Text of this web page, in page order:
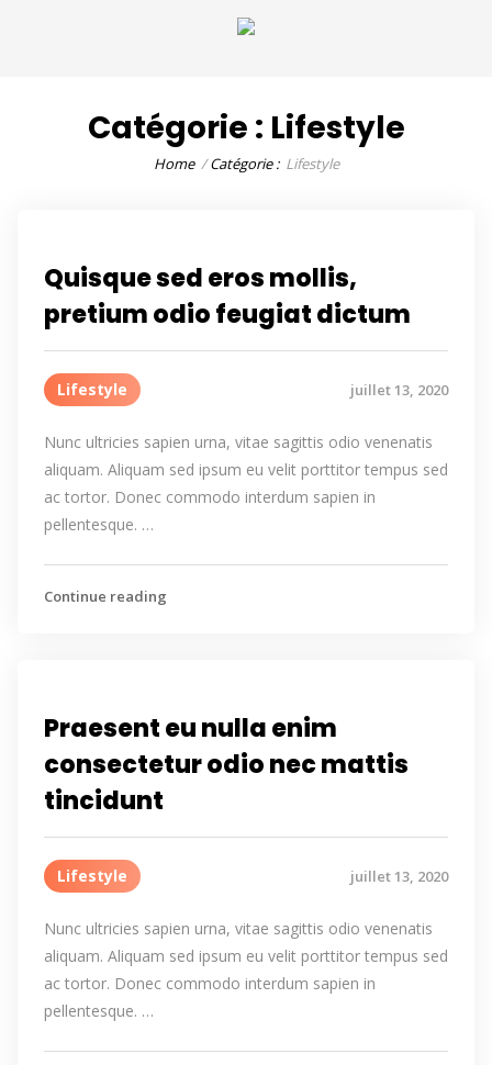
Catégorie : Lifestyle
Home Catégorie : Lifestyle
Quisque sed eros mollis,
pretium odio feugiat dictum
Lifestyle juillet 13, 2020
Nunc ultricies sapien urna, vitae sagittis odio venenatis
aliquam. Aliquam sed ipsum eu velit porttitor tempus sed
ac tortor. Donec commodo interdum sapien in
pellentesque. …
Continue reading
Praesent eu nulla enim
consectetur odio nec mattis
tincidunt
Lifestyle juillet 13, 2020
Nunc ultricies sapien urna, vitae sagittis odio venenatis
aliquam. Aliquam sed ipsum eu velit porttitor tempus sed
ac tortor. Donec commodo interdum sapien in
pellentesque. …